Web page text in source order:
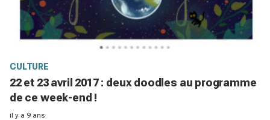
CULTURE
22 et 23 avril 2017 : deux doodles au programme
de ce week-end !
il y a 9 ans